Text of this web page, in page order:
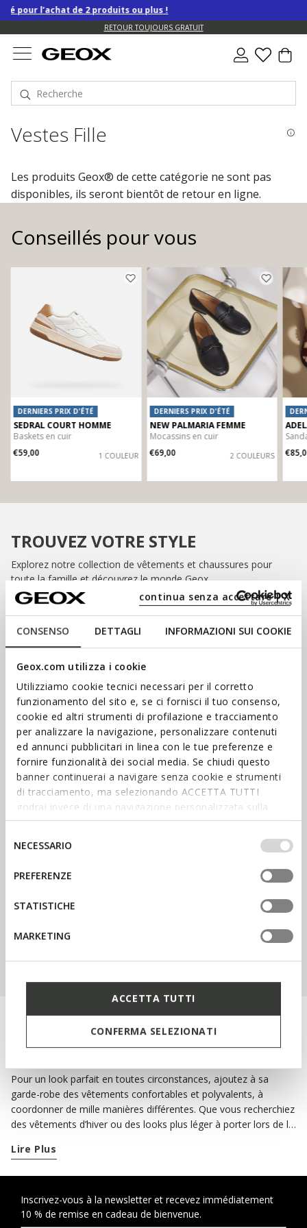
CONSENSO DETTAGLI INFORMAZIONI SUI COOKIE
Geox.com utilizza i cookie
Utilizziamo cookie tecnici necessari per il corretto
funzionamento del sito e, se ci fornisci il tuo consenso,
cookie ed altri strumenti di profilazione e tracciamento
per analizzare la navigazione, personalizzare contenuti
ed annunci pubblicitari in linea con le tue preferenze e
fornire funzionalità dei social media. Se chiudi questo
banner continuerai a navigare senza cookie e strumenti
di tracciamento, ma selezionando ACCETTA TUTTI
godrai invece di una navigazione personalizzata sulla
base dei tuoi gusti ed interessi. Selezionando
IMPOSTAZIONI potrai anche scegliere quali cookies ed
altri strumenti di tracciamento autorizzare. Per maggiori
informazioni o per modificare in qualsiasi momento le
tue impostazioni, visita la nostra
consenso
NECESSARIO
PREFERENZE
STATISTICHE
MARKETING
ACCETTA TUTTI
CONFERMA SELEZIONATI
continua senza accettare | X
de 2 produits ou plus !
RETOUR TOUJOURS GRATUIT
Vestes Fille
Les produits Geox® de cette catégorie ne sont pas
disponibles, ils seront bientôt de retour en ligne.
Conseillés pour vous
DERNIERS PRIX D'ÉTÉ
SEDRAL COURT HOMME
Baskets en cuir
€59,00
1 COULEUR
DERNIERS PRIX D'ÉTÉ
NEW PALMARIA FEMME
Mocassins en cuir
€69,00
2 COULEURS
TROUVEZ VOTRE STYLE
Explorez notre collection de vêtements et chaussures pour
toute la famille et découvrez le monde Geox.
ACHAT FEMME
ACHAT HOMME
Restez informé(e)
nouveautés : abonnez-vous à
METTEZ DU STYLE ET DE LA QUALITÉ DANS
SA GARDE-ROBE
Pour un look parfait en toutes circonstances, ajoutez à sa
garde-robe des vêtements confortables et polyvalents, à
coordonner de mille manières différentes. Que vous recherchiez
des vêtements d’hiver ou des looks plus léger à porter lors de la
collection de
princesse. Quelle autre veste d’hiver aimerait-elle bien porter ?
Parmi les vêtements indispensables dans sa garde-robe, il y
Lire Plus
Inscrivez-vous à la newsletter et recevez immédiatement
10 % de remise en cadeau de bienvenue.